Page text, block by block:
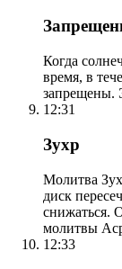
Когда
время, в
запрещены.
12:31
Зухр
Молитва
диск
снижаться.
молитвы
12:33